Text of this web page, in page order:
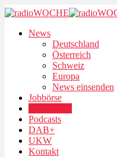
News
Deutschland
Österreich
Schweiz
Europa
News einsenden
Jobbörse
Podcasts
DAB+
UKW
Kontakt